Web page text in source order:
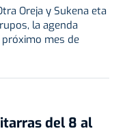
Oreja y Sukena eta
la agenda
próximo mes de
del 8 al